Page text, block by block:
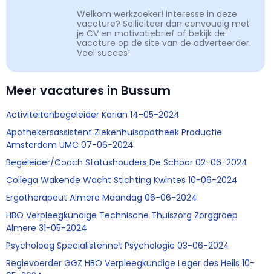
Welkom werkzoeker! Interesse in deze
vacature? Solliciteer dan eenvoudig met
je CV en motivatiebrief of bekijk de
vacature op de site van de adverteerder.
Veel succes!
Meer vacatures in Bussum
Activiteitenbegeleider Korian 14-05-2024
Apothekersassistent Ziekenhuisapotheek Productie
Amsterdam UMC 07-06-2024
Begeleider/Coach Statushouders De Schoor 02-06-2024
Collega Wakende Wacht Stichting Kwintes 10-06-2024
Ergotherapeut Almere Maandag 06-06-2024
HBO Verpleegkundige Technische Thuiszorg Zorggroep
Almere 31-05-2024
Psycholoog Specialistennet Psychologie 03-06-2024
Regievoerder GGZ HBO Verpleegkundige Leger des Heils 10-